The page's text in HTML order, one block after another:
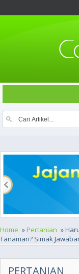
Home »Pertanian »
Tanaman? Simak
PERTANIAN